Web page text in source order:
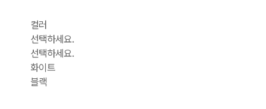
컬러
선택하세요.
선택하세요.
화이트
블랙